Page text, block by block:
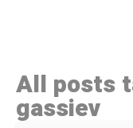
All posts
gassiev